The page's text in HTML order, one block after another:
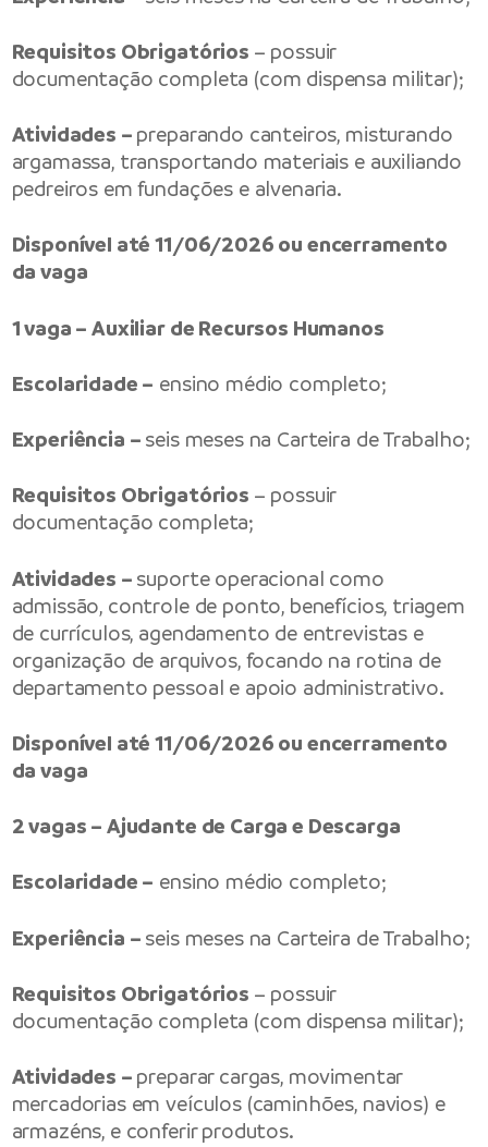
Requisitos Obrigatórios – possuir
documentação completa (com dispensa militar);
Atividades – preparando canteiros, misturando
argamassa, transportando materiais e auxiliando
pedreiros em fundações e alvenaria.
Disponível até 11/06/2026 ou encerramento
da vaga
1 vaga – Auxiliar de Recursos Humanos
Escolaridade – ensino médio completo;
Experiência – seis meses na Carteira de Trabalho;
Requisitos Obrigatórios – possuir
documentação completa;
Atividades – suporte operacional como
admissão, controle de ponto, benefícios, triagem
de currículos, agendamento de entrevistas e
organização de arquivos, focando na rotina de
departamento pessoal e apoio administrativo.
Disponível até 11/06/2026 ou encerramento
da vaga
2 vagas – Ajudante de Carga e Descarga
Escolaridade – ensino médio completo;
Experiência – seis meses na Carteira de Trabalho;
Requisitos Obrigatórios – possuir
documentação completa (com dispensa militar);
Atividades – preparar cargas, movimentar
mercadorias em veículos (caminhões, navios) e
armazéns, e conferir produtos.